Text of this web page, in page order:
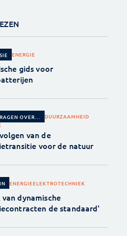
ENERGIE
gids voor
OVER...
DUURZAAMHEID
van de
voor de natuur
ENERGIEELEKTROTECHNIEK
dynamische
de standaard'